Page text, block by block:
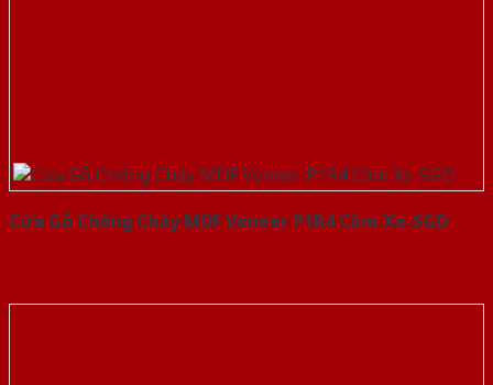
Cửa Gỗ Chống Cháy MDF Veneer P1R4 Căm Xe-SGD